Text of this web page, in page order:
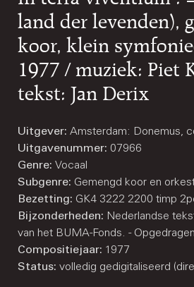
land der levenden),
koor, klein
1977 / muziek: Piet
tekst: Jan Derix
Uitgever: Amsterdam: Donemus,
Uitgavenummer: 07966
Genre: Vocaal
Subgenre: Gemengd koor en
Bezetting: GK4 3222 2200 timp
Bijzonderheden: Nederlandse
van het BUMA-Fonds. -
Compositiejaar: 1977
Status: volledig gedigitaliseerd